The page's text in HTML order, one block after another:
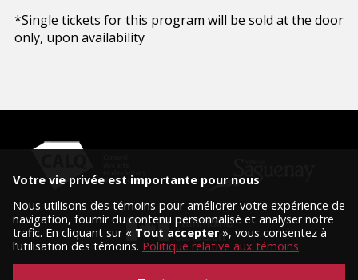
*Single tickets for this program will be sold at the door
only, upon availability
Votre vie privée est importante pour nous
Nous utilisons des témoins pour améliorer votre expérience de
navigation, fournir du contenu personnalisé et analyser notre
trafic. En cliquant sur « Tout accepter», vous consentez à
l’utilisation des témoins. Politique relative aux témoins